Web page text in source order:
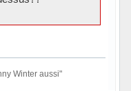
Winter aussi"